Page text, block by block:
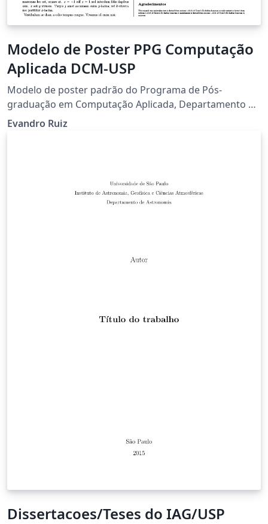
Modelo de Poster PPG Computação
Aplicada DCM-USP
Modelo de poster padrão do Programa de Pós-
graduação em Computação Aplicada, Departamento de
Computação e Matemática - DCM, FFCLRP, USP. Ribeirão
Evandro Ruiz
Dissertacoes/Teses do IAG/USP